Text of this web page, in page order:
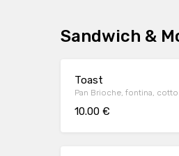
Sandwich &
Toast
Pan Brioche, fontina,
10.00 €